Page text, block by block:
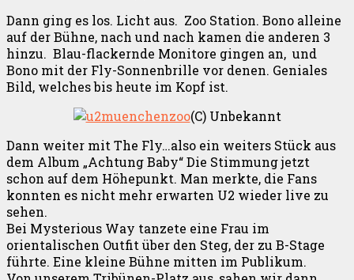
Dann ging es los. Licht aus. Zoo Station. Bono alleine
auf der Bühne, nach und nach kamen die anderen 3
hinzu. Blau-flackernde Monitore gingen an, und
Bono mit der Fly-Sonnenbrille vor denen. Geniales
Bild, welches bis heute im Kopf ist.
(C) Unbekannt
Dann weiter mit The Fly…also ein weiters Stück aus
dem Album „Achtung Baby“ Die Stimmung jetzt
schon auf dem Höhepunkt. Man merkte, die Fans
konnten es nicht mehr erwarten U2 wieder live zu
sehen.
Bei Mysterious Way tanzete eine Frau im
orientalischen Outfit über den Steg, der zu B-Stage
führte. Eine kleine Bühne mitten im Publikum.